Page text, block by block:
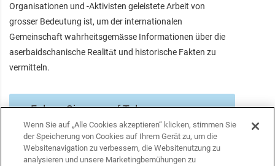
Organisationen und -Aktivisten geleistete Arbeit von
grosser Bedeutung ist, um der internationalen
Gemeinschaft wahrheitsgemässe Informationen über die
aserbaidschanische Realität und historische Fakten zu
vermitteln.
Folgen Sie uns auf Telegram
Folgen Sie uns auf Facebook
Wenn Sie auf „Alle Cookies akzeptieren“ klicken, stimmen Sie
der Speicherung von Cookies auf Ihrem Gerät zu, um die
Websitenavigation zu verbessern, die Websitenutzung zu
analysieren und unsere Marketingbemühungen zu